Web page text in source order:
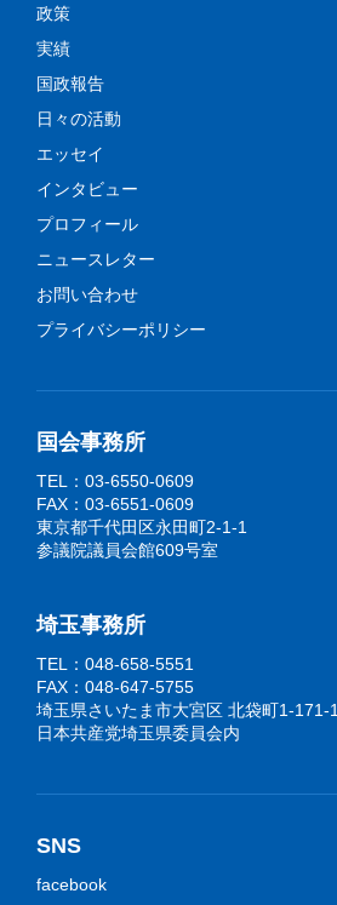
政策
実績
国政報告
日々の活動
エッセイ
インタビュー
プロフィール
ニュースレター
お問い合わせ
プライバシーポリシー
国会事務所
TEL：03-6550-0609
FAX：03-6551-0609
東京都千代田区永田町2-1-1
参議院議員会館609号室
埼玉事務所
TEL：048-658-5551
FAX：048-647-5755
埼玉県さいたま市大宮区 北袋町1-171-1
日本共産党埼玉県委員会内
SNS
facebook